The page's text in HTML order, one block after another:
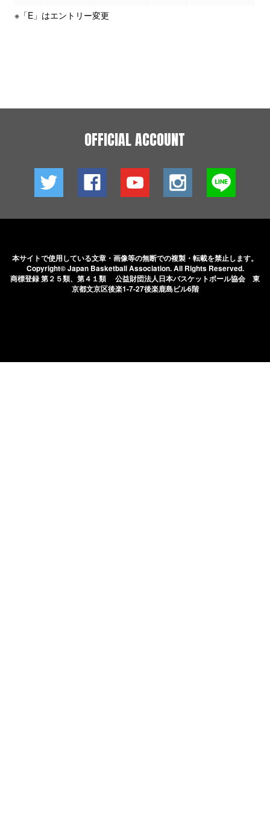
※「E」はエントリー変更
OFFICIAL ACCOUNT
本サイトで使用している文章・画像等の無断での複製・転載を禁止します。
Copyright© Japan Basketball Association.All Rights Reserved.
商標登録 第２５類、第４１類 公益財団法人日本バスケットボール協会 東
京都文京区後楽1-7-27後楽鹿島ビル6階